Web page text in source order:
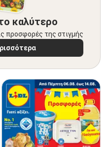
καλύτερο
προσφορές της στιγμής